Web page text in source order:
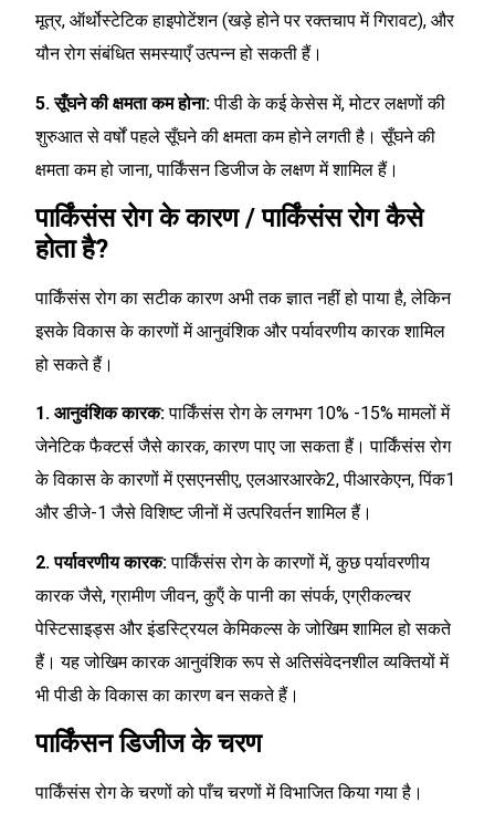
मूत्र, ऑर्थोस्टेटिक हाइपोटेंशन (खड़े होने पर रक्तचाप में गिरावट), और
यौन रोग संबंधित समस्याएँ उत्पन्न हो सकती हैं।
5. सूँघने की क्षमता कम होना:पीडी के कई केसेस में, मोटर लक्षणों की
शुरुआत से वर्षों पहले सूँघने की क्षमता कम होने लगती है। सूँघने की
क्षमता कम हो जाना, पार्किंसन डिजीज के लक्षण में शामिल हैं।
पार्किंसंस रोग के कारण / पार्किंसंस रोग कैसे
होता है?
पार्किंसंस रोग का सटीक कारण अभी तक ज्ञात नहीं हो पाया है, लेकिन
इसके विकास के कारणों में आनुवंशिक और पर्यावरणीय कारक शामिल
हो सकते हैं।
1. आनुवंशिक कारक:पार्किंसंस रोग के लगभग 10% -15% मामलों में
जेनेटिक फैक्टर्स जैसे कारक, कारण पाए जा सकता हैं। पार्किंसंस रोग
के विकास के कारणों में एसएनसीए, एलआरआरके2, पीआरकेएन, पिंक1
और डीजे-1 जैसे विशिष्ट जीनों में उत्परिवर्तन शामिल हैं।
2. पर्यावरणीय कारक:पार्किंसंस रोग के कारणों में, कुछ पर्यावरणीय
कारक जैसे, ग्रामीण जीवन, कुऍं के पानी का संपर्क, एग्रीकल्चर
पेस्टिसाइड्स और इंडस्ट्रियल केमिकल्स के जोखिम शामिल हो सकते
हैं। यह जोखिम कारक आनुवंशिक रूप से अतिसंवेदनशील व्यक्तियों में
भी पीडी के विकास का कारण बन सकते हैं।
पार्किंसन डिजीज के चरण
पार्किंसंस रोग के चरणों को पाँच चरणों में विभाजित किया गया है।